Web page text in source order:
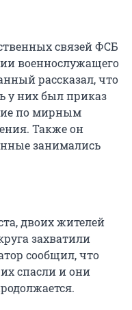
связей ФСБ
военнослужащего
рассказал, что
у них был приказ
по мирным
Также он
занимались
двоих жителей
захватили
сообщил, что
спасли и они